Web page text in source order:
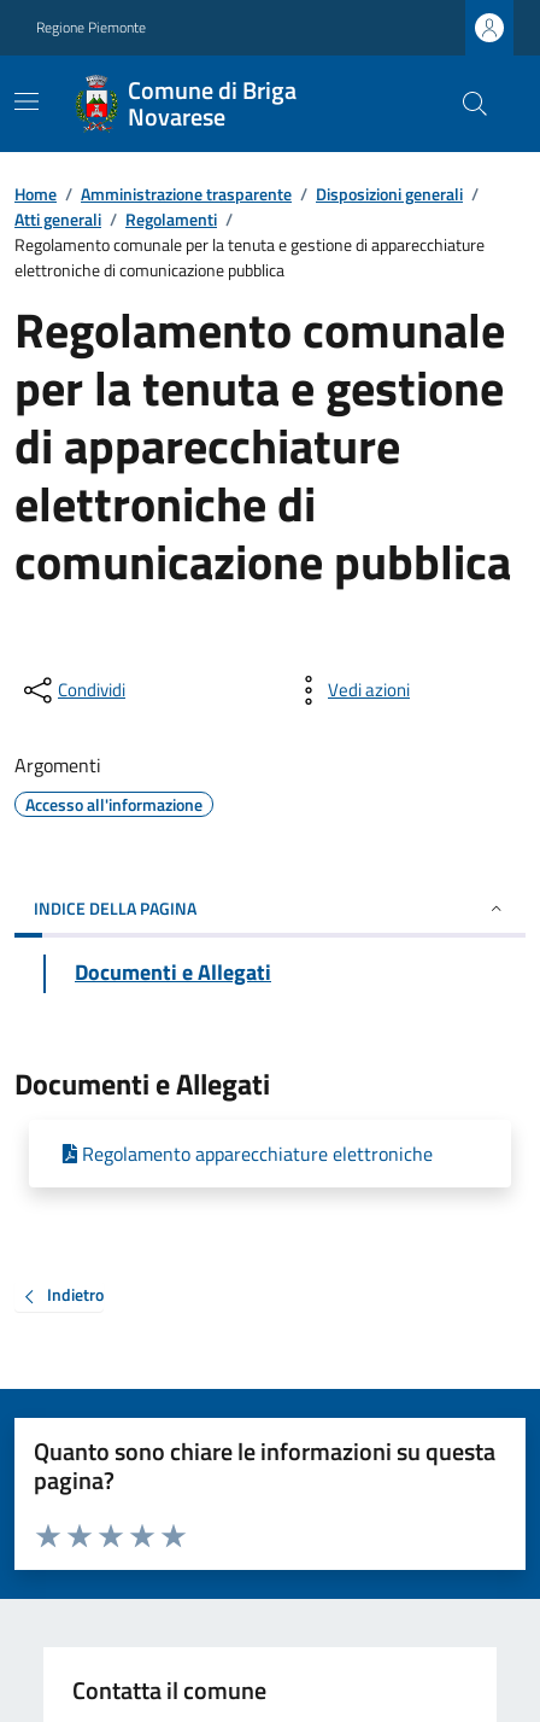
Regione Piemonte
Comune di Briga
Novarese
Home / Amministrazione trasparente / Disposizioni generali /
Atti generali / Regolamenti /
Regolamento comunale per la tenuta e gestione di apparecchiature
elettroniche di comunicazione pubblica
Regolamento comunale
per la tenuta e gestione
di apparecchiature
elettroniche di
comunicazione pubblica
Condividi Vedi azioni
Argomenti
Accesso all'informazione
INDICE DELLA PAGINA
Documenti e Allegati
Documenti e Allegati
Regolamento apparecchiature elettroniche
Indietro
Quanto sono chiare le informazioni su questa
pagina?
Valuta da 1 a 5 stelle la pagina
Valuta 5 stelle su 5
Valuta 4 stelle su 5
Valuta 3 stelle su 5
Valuta 2 stelle su 5
Valuta 1 stelle su 5
Contatta il comune